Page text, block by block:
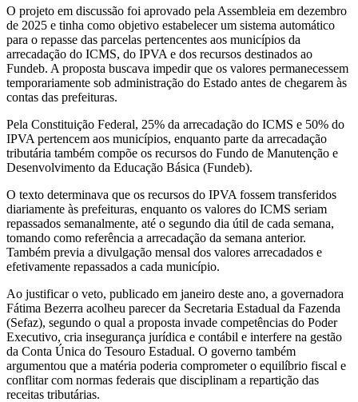
O projeto em discussão foi aprovado pela Assembleia em dezembro
de 2025 e tinha como objetivo estabelecer um sistema automático
para o repasse das parcelas pertencentes aos municípios da
arrecadação do ICMS, do IPVA e dos recursos destinados ao
Fundeb. A proposta buscava impedir que os valores permanecessem
temporariamente sob administração do Estado antes de chegarem às
contas das prefeituras.
Pela Constituição Federal, 25% da arrecadação do ICMS e 50% do
IPVA pertencem aos municípios, enquanto parte da arrecadação
tributária também compõe os recursos do Fundo de Manutenção e
Desenvolvimento da Educação Básica (Fundeb).
O texto determinava que os recursos do IPVA fossem transferidos
diariamente às prefeituras, enquanto os valores do ICMS seriam
repassados semanalmente, até o segundo dia útil de cada semana,
tomando como referência a arrecadação da semana anterior.
Também previa a divulgação mensal dos valores arrecadados e
efetivamente repassados a cada município.
Ao justificar o veto, publicado em janeiro deste ano, a governadora
Fátima Bezerra acolheu parecer da Secretaria Estadual da Fazenda
(Sefaz), segundo o qual a proposta invade competências do Poder
Executivo, cria insegurança jurídica e contábil e interfere na gestão
da Conta Única do Tesouro Estadual. O governo também
argumentou que a matéria poderia comprometer o equilíbrio fiscal e
conflitar com normas federais que disciplinam a repartição das
receitas tributárias.